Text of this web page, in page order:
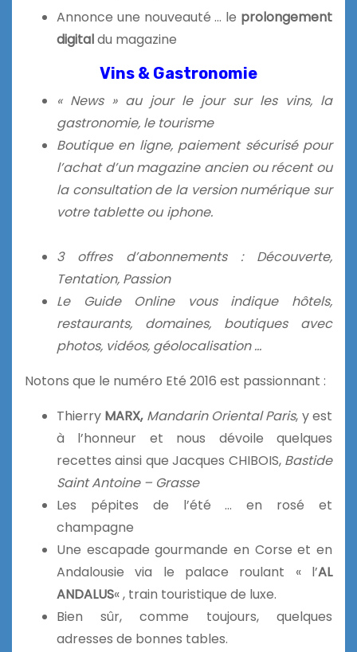
Annonce une nouveauté … le prolongement
digitaldu magazine
Vins & Gastronomie
« News » au jour le jour sur les vins, la
gastronomie, le tourisme
Boutique en ligne, paiement sécurisé pour
l’achat d’un magazine ancien ou récent ou
la consultation de la version numérique sur
votre tablette ou iphone.
3 offres d’abonnements : Découverte,
Tentation, Passion
Le Guide Online vous indique hôtels,
restaurants, domaines, boutiques avec
photos, vidéos, géolocalisation …
Notons que le numéro Eté 2016 est passionnant :
Thierry MARX, Mandarin Oriental Paris, y est
à l’honneur et nous dévoile quelques
recettes ainsi que Jacques CHIBOIS, Bastide
Saint Antoine – Grasse
Les pépites de l’été … en rosé et
champagne
Une escapade gourmande en Corse et en
Andalousie via le palace roulant « l’AL
ANDALUS« , train touristique de luxe.
Bien sûr, comme toujours, quelques
adresses de bonnes tables.